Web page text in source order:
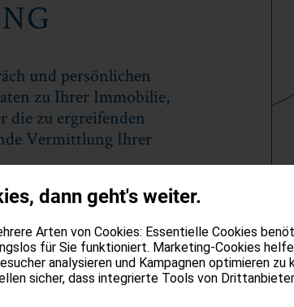
und persönlichen
zu Ihrer Immobilie,
die zu ergreifenden
Vermittlung Ihrer
1 2 3 4 5 6
dann geht's weiter.
Arten von Cookies: Essentielle Cookies
für Sie funktioniert. Marketing-Cookies
analysieren und Kampagnen optimieren zu
sicher, dass integrierte Tools von